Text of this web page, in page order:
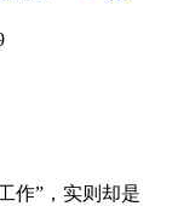
作”，实则却是